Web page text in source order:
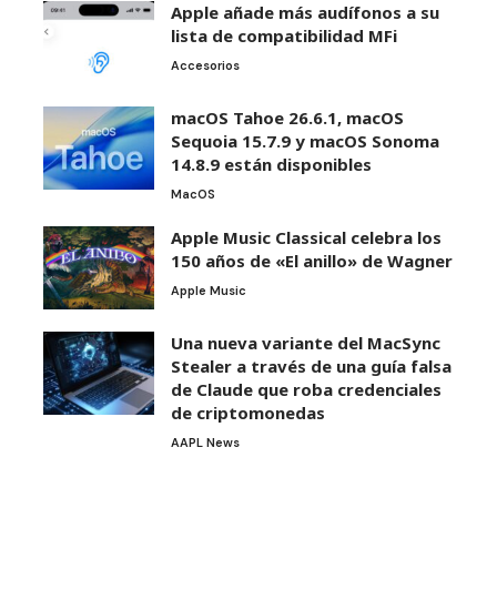
Apple añade más audífonos a su
lista de compatibilidad MFi
Accesorios
macOS Tahoe 26.6.1, macOS
Sequoia 15.7.9 y macOS Sonoma
14.8.9 están disponibles
MacOS
Apple Music Classical celebra los
150 años de «El anillo» de Wagner
Apple Music
Una nueva variante del MacSync
Stealer a través de una guía falsa
de Claude que roba credenciales
de criptomonedas
AAPL News